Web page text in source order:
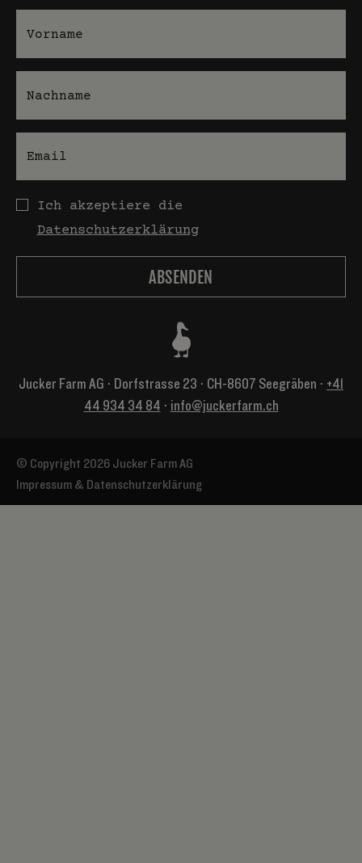
Datenschutz
Ich akzeptiere die
Datenschutzerklärung
Jucker Farm AG ⋅ Dorfstrasse 23 ⋅ CH-8607 Seegräben ⋅ +41
44 934 34 84 ⋅ info@juckerfarm.ch
© Copyright 2026 Jucker Farm AG
Impressum & Datenschutzerklärung